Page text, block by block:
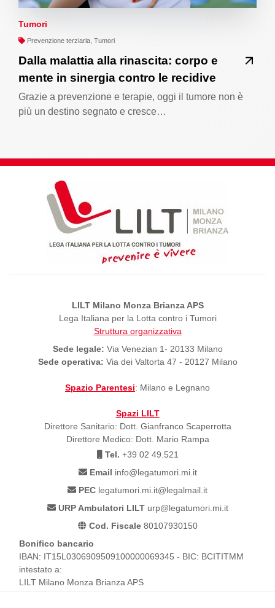
Tumori
Prevenzione terziaria, Tumori
Dalla malattia alla rinascita: corpo e
mente in sinergia contro le recidive
Grazie a prevenzione e terapie, oggi il tumore non è
più un destino segnato e cresce…
LILT Milano Monza Brianza APS
Lega Italiana per la Lotta contro i Tumori
Struttura organizzativa
Sede legale: Via Venezian 1- 20133 Milano
Sede operativa: Via dei Valtorta 47 - 20127 Milano
Spazio Parentesi: Milano e Legnano
Spazi LILT
Direttore Sanitario: Dott. Gianfranco Scaperrotta
Direttore Medico: Dott. Mario Rampa
Tel. +39 02 49.521
Email info@legatumori.mi.it
PEC legatumori.mi.it@legalmail.it
URP Ambulatori LILTurp@legatumori.mi.it
Cod. Fiscale80107930150
Bonifico bancario
IBAN: IT15L0306909509100000069345 - BIC: BCITITMM
intestato a:
LILT Milano Monza Brianza APS